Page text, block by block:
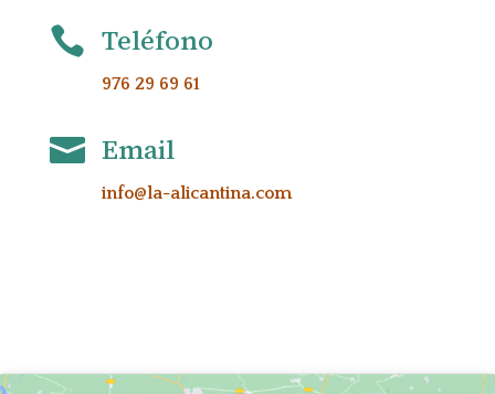
 Teléfono
976 29 69 61
 Email
info@la-alicantina.com